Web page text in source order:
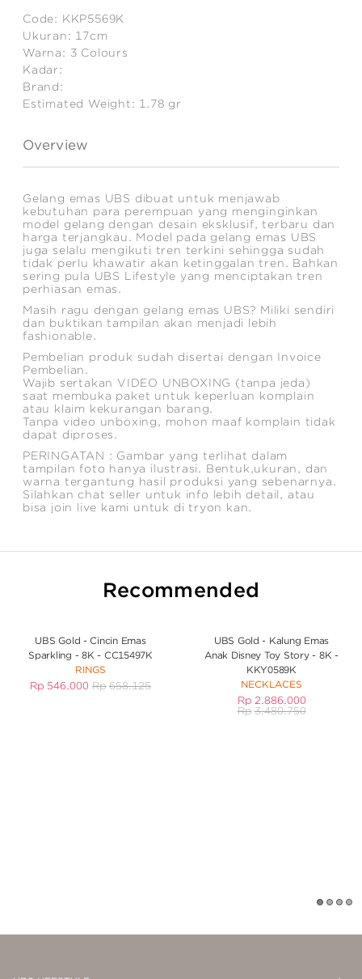
Code: KKP5569K
Ukuran: 17cm
Warna: 3 Colours
Kadar:
Brand:
Estimated Weight: 1.78 gr
Overview
Gelang emas UBS dibuat untuk menjawab
kebutuhan para perempuan yang menginginkan
model gelang dengan desain eksklusif, terbaru dan
harga terjangkau. Model pada gelang emas UBS
juga selalu mengikuti tren terkini sehingga sudah
tidak perlu khawatir akan ketinggalan tren. Bahkan
sering pula UBS Lifestyle yang menciptakan tren
perhiasan emas.
Masih ragu dengan gelang emas UBS? Miliki sendiri
dan buktikan tampilan akan menjadi lebih
fashionable.
Pembelian produk sudah disertai dengan Invoice
Pembelian.
Wajib sertakan VIDEO UNBOXING (tanpa jeda)
saat membuka paket untuk keperluan komplain
atau klaim kekurangan barang.
Tanpa video unboxing, mohon maaf komplain tidak
dapat diproses.
PERINGATAN : Gambar yang terlihat dalam
tampilan foto hanya ilustrasi. Bentuk,ukuran, dan
warna tergantung hasil produksi yang sebenarnya.
Silahkan chat seller untuk info lebih detail, atau
bisa join live kami untuk di tryon kan.
Recommended
UBS Gold - Cincin Emas
Sparkling - 8K - CC15497K
RINGS
Rp 546.000 Rp 658.125
UBS Gold - Kalung Emas
Anak Disney Toy Story - 8K -
KKY0589K
NECKLACES
Rp 2.886.000
Rp 3.480.750